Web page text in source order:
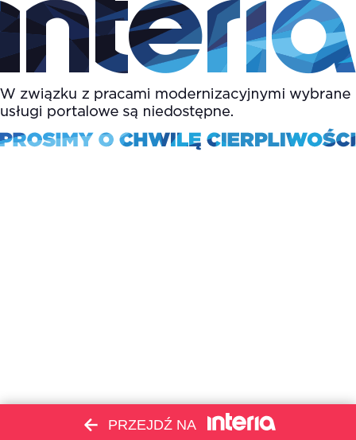
PRZEJDŹ NA